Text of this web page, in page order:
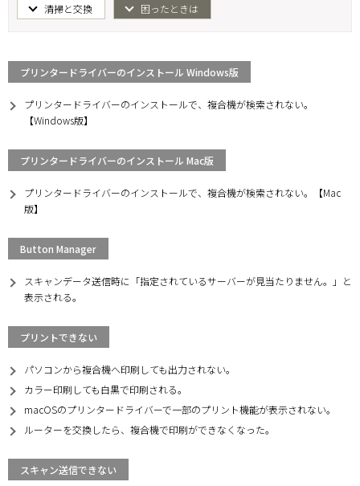
清掃と交換 困ったときは
プリンタードライバーのインストール Windows版
プリンタードライバーのインストールで、複合機が検索されない。
【Windows版】
プリンタードライバーのインストール Mac版
プリンタードライバーのインストールで、複合機が検索されない。【Mac
版】
Button Manager
スキャンデータ送信時に「指定されているサーバーが見当たりません。」と
表示される。
プリントできない
パソコンから複合機へ印刷しても出力されない。
カラー印刷しても白黒で印刷される。
macOSのプリンタードライバーで一部のプリント機能が表示されない。
ルーターを交換したら、複合機で印刷ができなくなった。
スキャン送信できない